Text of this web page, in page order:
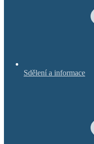
Sdělení a informace